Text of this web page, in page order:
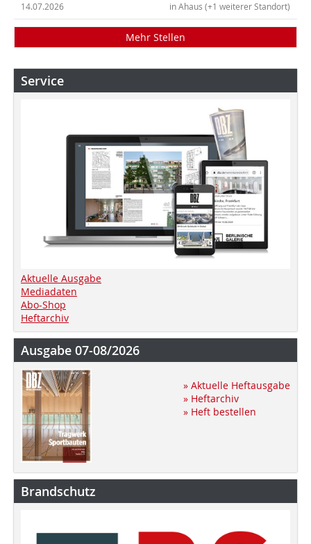
in Ahaus (+1 weiterer Standort)
14.07.2026
Mehr Stellen
Service
Aktuelle Ausgabe
Mediadaten
Abo-Shop
Heftarchiv
Ausgabe 07-08/2026
» Aktuelle Heftausgabe
» Heftarchiv
» Heft bestellen
Brandschutz